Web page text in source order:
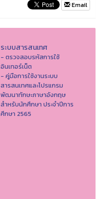
Email
ระบบสารสนเทศ
- ตรวจสอบรหัสการใช้
อินเทอร์เน็ต
- คู่มือการใช้งานระบบ
สารสนเทศและโปรแกรม
พัฒนาทักษะภาษาอังกฤษ
สำหรับนักศึกษา ประจำปีการ
ศึกษา 2565